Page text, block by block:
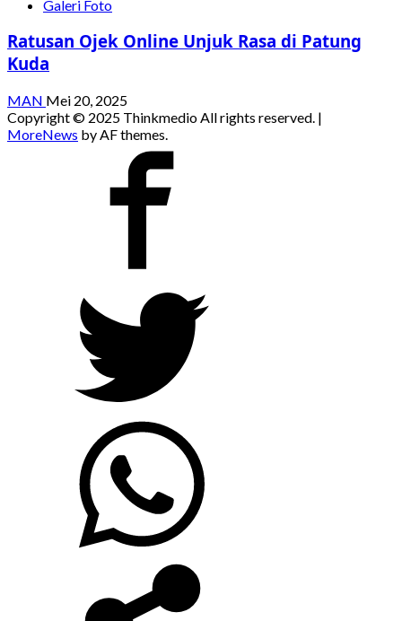
Galeri Foto
Ratusan Ojek Online Unjuk Rasa di Patung
Kuda
MAN Mei 20, 2025
Copyright © 2025 Thinkmedio All rights reserved. |
MoreNews by AF themes.